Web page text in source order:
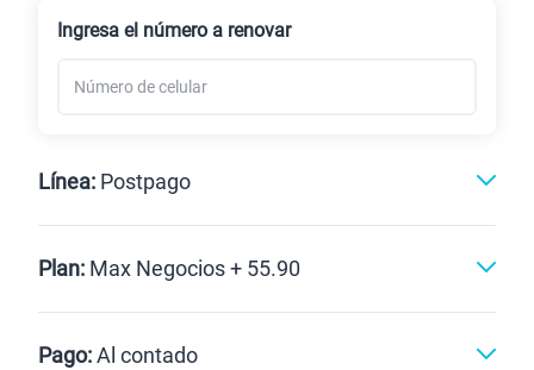
Ingresa el número a renovar
Línea: Postpago
Plan: Max Negocios + 55.90
Pago:Al contado